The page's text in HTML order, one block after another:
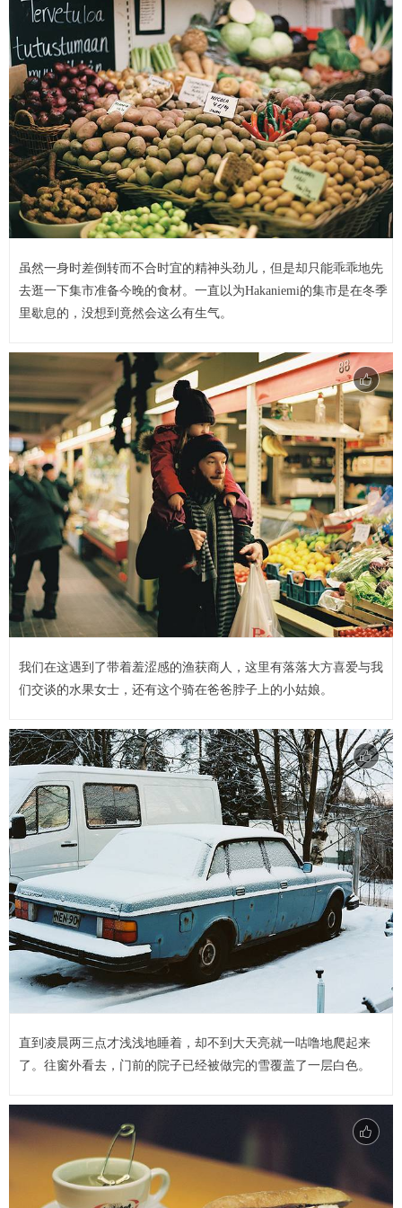
虽然一身时差倒转而不合时宜的精神头劲儿，但是却只能乖乖地先
去逛一下集市准备今晚的食材。一直以为Hakaniemi的集市是在冬季
里歇息的，没想到竟然会这么有生气。
我们在这遇到了带着羞涩感的渔获商人，这里有落落大方喜爱与我
们交谈的水果女士，还有这个骑在爸爸脖子上的小姑娘。
直到凌晨两三点才浅浅地睡着，却不到大天亮就一咕噜地爬起来
了。往窗外看去，门前的院子已经被做完的雪覆盖了一层白色。